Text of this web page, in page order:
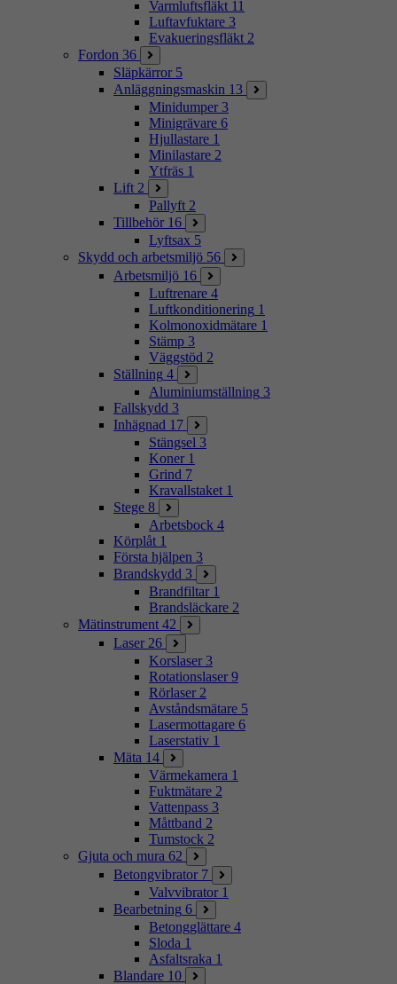
Varmluftsfläkt 11
Luftavfuktare 3
Evakueringsfläkt 2
Fordon 36
Släpkärror 5
Anläggningsmaskin 13
Minidumper 3
Minigrävare 6
Hjullastare 1
Minilastare 2
Ytfräs 1
Lift 2
Pallyft 2
Tillbehör 16
Lyftsax 5
Skydd och arbetsmiljö 56
Arbetsmiljö 16
Luftrenare 4
Luftkonditionering 1
Kolmonoxidmätare 1
Stämp 3
Väggstöd 2
Ställning 4
Aluminiumställning 3
Fallskydd 3
Inhägnad 17
Stängsel 3
Koner 1
Grind 7
Kravallstaket 1
Stege 8
Arbetsbock 4
Körplåt 1
Första hjälpen 3
Brandskydd 3
Brandfiltar 1
Brandsläckare 2
Mätinstrument 42
Laser 26
Korslaser 3
Rotationslaser 9
Rörlaser 2
Avståndsmätare 5
Lasermottagare 6
Laserstativ 1
Mäta 14
Värmekamera 1
Fuktmätare 2
Vattenpass 3
Måttband 2
Tumstock 2
Gjuta och mura 62
Betongvibrator 7
Valvvibrator 1
Bearbetning 6
Betongglättare 4
Sloda 1
Asfaltsraka 1
Blandare 10